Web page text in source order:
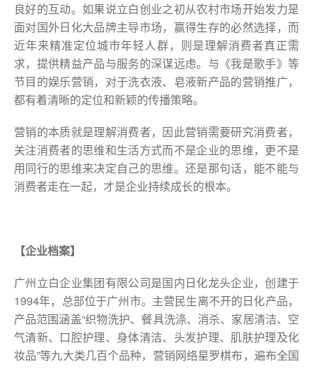
良好的互动。如果说立白创业之初从农村市场开始发力是
面对国外日化大品牌主导市场，赢得生存的必然选择，而
近年来精准定位城市年轻人群，则是理解消费者真正需
求，提供精益产品与服务的深谋远虑。与《我是歌手》等
节目的娱乐营销，对于洗衣液、皂液新产品的营销推广，
都有着清晰的定位和新颖的传播策略。
营销的本质就是理解消费者，因此营销需要研究消费者，
关注消费者的思维和生活方式而不是企业的思维，更不是
用同行的思维来决定自己的思维。还是那句话，能不能与
消费者走在一起，才是企业持续成长的根本。
【企业档案】
广州立白企业集团有限公司是国内日化龙头企业，创建于
1994年，总部位于广州市。主营民生离不开的日化产品，
产品范围涵盖“织物洗护、餐具洗涤、消杀、家居清洁、空
气清新、口腔护理、身体清洁、头发护理、肌肤护理及化
妆品”等九大类几百个品种，营销网络星罗棋布，遍布全国